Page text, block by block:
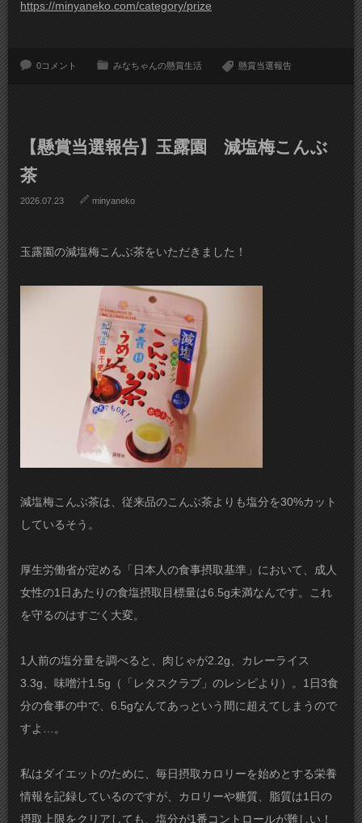
https://minyaneko.com/category/prize
0コメント みなちゃんの懸賞生活 懸賞当選報告
【懸賞当選報告】玉露園 減塩梅こんぶ
茶
2026.07.23 minyaneko
玉露園の減塩梅こんぶ茶をいただきました！
減塩梅こんぶ茶は、従来品のこんぶ茶よりも塩分を30%カット
しているそう。
厚生労働省が定める「日本人の食事摂取基準」において、成人
女性の1日あたりの食塩摂取目標量は6.5g未満なんです。これ
を守るのはすごく大変。
1人前の塩分量を調べると、肉じゃが2.2g、カレーライス
3.3g、味噌汁1.5g（「レタスクラブ」のレシピより）。1日3食
分の食事の中で、6.5gなんてあっという間に超えてしまうので
すよ…。
私はダイエットのために、毎日摂取カロリーを始めとする栄養
情報を記録しているのですが、カロリーや糖質、脂質は1日の
摂取上限をクリアしても、塩分が1番コントロールが難しい！